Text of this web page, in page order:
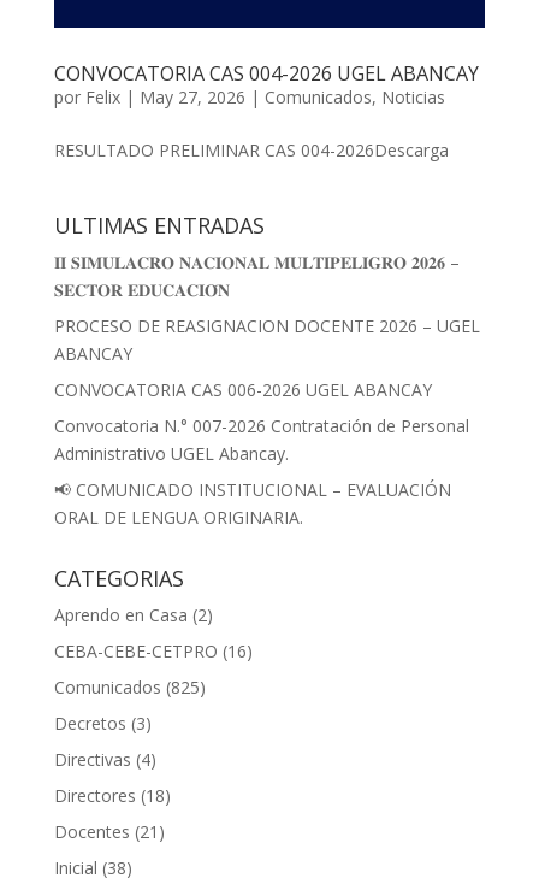
CONVOCATORIA CAS 004-2026 UGEL ABANCAY
por Felix| May 27, 2026 | Comunicados, Noticias
RESULTADO PRELIMINAR CAS 004-2026Descarga
ULTIMAS ENTRADAS
𝐈𝐈 𝐒𝐈𝐌𝐔𝐋𝐀𝐂𝐑𝐎 𝐍𝐀𝐂𝐈𝐎𝐍𝐀𝐋 𝐌𝐔𝐋𝐓𝐈𝐏𝐄𝐋𝐈𝐆𝐑𝐎 𝟐𝟎𝟐𝟔 –
𝐒𝐄𝐂𝐓𝐎𝐑 𝐄𝐃𝐔𝐂𝐀𝐂𝐈𝐎́𝐍
PROCESO DE REASIGNACION DOCENTE 2026 – UGEL
ABANCAY
CONVOCATORIA CAS 006-2026 UGEL ABANCAY
Convocatoria N.° 007-2026 Contratación de Personal
Administrativo UGEL Abancay.
📢 COMUNICADO INSTITUCIONAL – EVALUACIÓN
ORAL DE LENGUA ORIGINARIA.
CATEGORIAS
Aprendo en Casa (2)
CEBA-CEBE-CETPRO (16)
Comunicados (825)
Decretos (3)
Directivas (4)
Directores (18)
Docentes (21)
Inicial (38)